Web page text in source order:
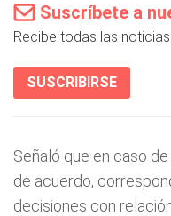
Suscríbete a
Recibe todas las
SUSCRIBIRSE
Señaló que en caso
de acuerdo,
decisiones con